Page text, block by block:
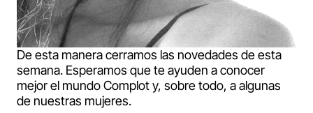
De esta manera cerramos las novedades de esta
semana. Esperamos que te ayuden a conocer
mejor el mundo Complot y, sobre todo, a algunas
de nuestras mujeres.